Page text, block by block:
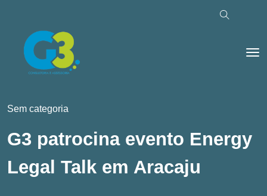
Sem categoria
G3 patrocina evento Energy
Legal Talk em Aracaju